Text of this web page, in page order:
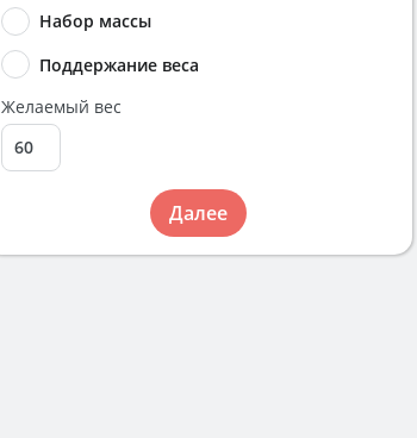
Набор массы
Поддержание веса
Желаемый вес
Далее